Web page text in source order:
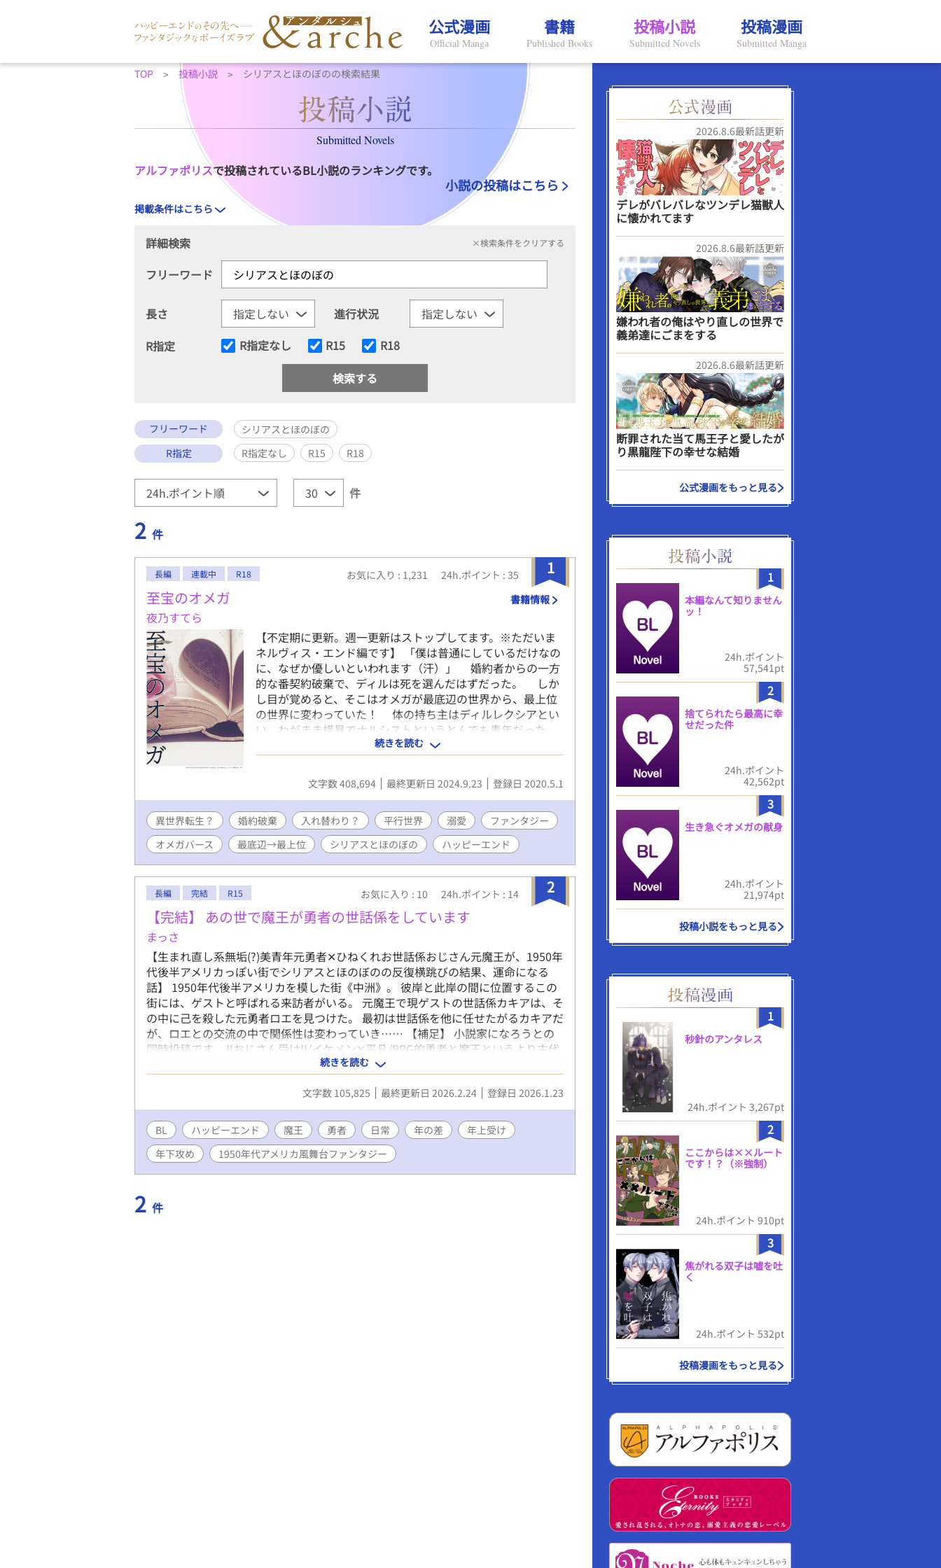
公式漫画
Official Manga
書籍
Published Books
投稿小説
Submitted Novels
投稿漫画
Submitted Manga
TOP 投稿小説 シリアスとほのぼのの検索結果
Submitted Novels
アルファポリスで投稿されているBL小説のランキングです。
小説の投稿はこちら
掲載条件はこちら
詳細検索 ×検索条件をクリアする
フリーワード
長さ
進行状況
R指定
R指定なし R15 R18
フリーワード
シリアスとほのぼの
R指定
R指定なし R15 R18
件
2 件
1
長編 連載中 R18 お気に入り : 1,231 24h.ポイント : 35
至宝のオメガ
夜乃すてら
書籍情報
【不定期に更新。週一更新はストップしてます。※ただいま
ネルヴィス・エンド編です】 「僕は普通にしているだけなの
に、なぜか優しいといわれます（汗）」 婚約者からの一方
的な番契約破棄で、ディルは死を選んだはずだった。 しか
し目が覚めると、そこはオメガが最底辺の世界から、最上位
の世界に変わっていた！ 体の持ち主はディルレクシアとい
い、わがまま横暴でナルシストというとんでも青年だった。
この世界で、オメガは神殿に保護され、〈楽園〉で蝶よ花
よと大事にされて育つ。 そして、オメガが番のアルファを
選ぶという。 こちらの世界は、治癒魔法を扱える神殿の権
威がもっとも強く、オメガ男性は神秘の存在として尊ばれて
末の王族でも王位につけ、没落貴族は返り咲き、平民ならば
貴族へ昇格とめじろおし。 ディルレクシアには数名の番
候補がいて、小悪魔よろしくもて遊んでいたようだ。 もち
ろん、ディルにはとてもそんな真似はできず、平穏な生活を
い。 しかもその一人は、ディルを捨てた男・アルフレッド
そのものだった。 アルフレッドを見ると吐き気しかしない
ディルは逃げ、助けてくれた騎士に驚く。 前の世界でも最
ディルは次第に、騎士の青年と文官の青年と親しくなり、二
人の間で気持ちが揺れることに。 平行世界に転移し、ディ
ルレクシアとして生きることになったディルの望みは、「ほ
のぼのほっこり家庭を築く」こと。 さてはて、ディルの
平穏な明日はどっちだ？ --------------------- ※平行世界への転
生ものです。 ※オメガバースですが、「運命の番」設定はな
し。女性オメガもいません。 ※わたしの作品にしては珍し
く、メインキャラは男のみのBLです。（後で脇役で女性がち
らりと出てくるかもしれませんが、メインにはいません） ※
ほぼ全員、美形。 ※ベッドシーンはおそらく後半だと思いま
すが、途中で入る時は注意します。 ※ムーンのほうでも重複
投稿しています。
続きを読む
文字数 408,694 最終更新日 2024.9.23 登録日 2020.5.1
異世界転生？ 婚約破棄 入れ替わり？ 平行世界 溺愛
ファンタジー
オメガバース
最底辺→最上位 シリアスとほのぼの ハッピーエンド
2
長編 完結 R15 お気に入り : 10 24h.ポイント : 14
【完結】 あの世で魔王が勇者の世話係をしています
まっさ
【生まれ直し系無垢(?)美青年元勇者✕ひねくれお世話係おじさん元魔王が、1950年
代後半アメリカっぽい街でシリアスとほのぼのの反復横跳びの結果、運命になる
話】 1950年代後半アメリカを模した街《中洲》。 彼岸と此岸の間に位置するこの
街には、ゲストと呼ばれる来訪者がいる。 元魔王で現ゲストの世話係カキアは、そ
の中に己を殺した元勇者ロエを見つけた。 最初は世話係を他に任せたがるカキアだ
が、ロエとの交流の中で関係性は変わっていき…… 【補足】 小説家になろうとの
同時投稿です。 !!おじさん受け!!/イケメン✕平凡/RPG的勇者と魔王というより古代
戦争的/元勇者の頭がおかしい/元魔王が常識人枠で苦労性/イチャイチャラブラブと
かは最終盤までない
続きを読む
文字数 105,825 最終更新日 2026.2.24 登録日 2026.1.23
BL ハッピーエンド 魔王 勇者 日常 年の差
年上受け
年下攻め
1950年代アメリカ風舞台ファンタジー
2 件
2026.8.6最新話更新
デレがバレバレなツンデレ猫獣人
に懐かれてます
2026.8.6最新話更新
嫌われ者の俺はやり直しの世界で
義弟達にごまをする
2026.8.6最新話更新
断罪された当て馬王子と愛したが
り黒龍陛下の幸せな結婚
公式漫画をもっと見る
1
本編なんて知りません
ッ！
24h.ポイント
57,541pt
2
捨てられたら最高に幸
せだった件
24h.ポイント
42,562pt
3
生き急ぐオメガの献身
24h.ポイント
21,974pt
投稿小説をもっと見る
1
秒針のアンタレス
24h.ポイント 3,267pt
2
ここからは××ルート
です！？（※強制）
24h.ポイント 910pt
3
焦がれる双子は嘘を吐
く
24h.ポイント 532pt
投稿漫画をもっと見る